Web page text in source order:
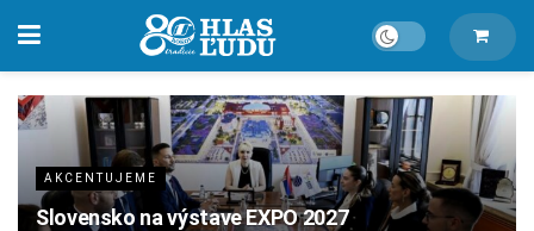
AKCENTUJEME
Slovensko na výstave EXPO 2027